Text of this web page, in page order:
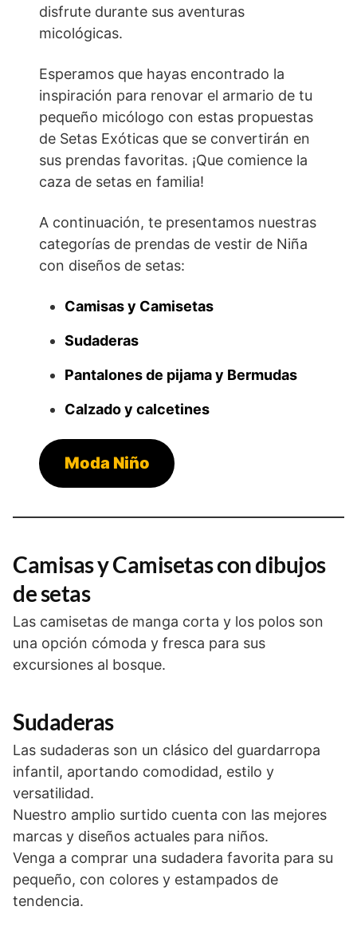
disfrute durante sus aventuras
micológicas.
Esperamos que hayas encontrado la
inspiración para renovar el armario de tu
pequeño micólogo con estas propuestas
de Setas Exóticas que se convertirán en
sus prendas favoritas. ¡Que comience la
caza de setas en familia!
A continuación, te presentamos nuestras
categorías de prendas de vestir de Niña
con diseños de setas:
Camisas y Camisetas
Sudaderas
Pantalones de pijama y Bermudas
Calzado y calcetines
Moda Niño
Camisas y Camisetas con dibujos
de setas
Las camisetas de manga corta y los polos son
una opción cómoda y fresca para sus
excursiones al bosque.
Sudaderas
Las sudaderas son un clásico del guardarropa
infantil, aportando comodidad, estilo y
versatilidad.
Nuestro amplio surtido cuenta con las mejores
marcas y diseños actuales para niños.
Venga a comprar una sudadera favorita para su
pequeño, con colores y estampados de
tendencia.